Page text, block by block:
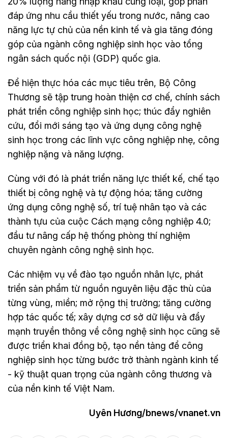
đáp ứng nhu cầu thiết yếu trong nước, nâng cao
năng lực tự chủ của nền kinh tế và gia tăng đóng
góp của ngành công nghiệp sinh học vào tổng
ngân sách quốc nội (GDP) quốc gia.
Để hiện thực hóa các mục tiêu trên, Bộ Công
Thương sẽ tập trung hoàn thiện cơ chế, chính sách
phát triển công nghiệp sinh học; thúc đẩy nghiên
cứu, đổi mới sáng tạo và ứng dụng công nghệ
sinh học trong các lĩnh vực công nghiệp nhẹ, công
nghiệp nặng và năng lượng.
Cùng với đó là phát triển năng lực thiết kế, chế tạo
thiết bị công nghệ và tự động hóa; tăng cường
ứng dụng công nghệ số, trí tuệ nhân tạo và các
thành tựu của cuộc Cách mạng công nghiệp 4.0;
đầu tư nâng cấp hệ thống phòng thí nghiệm
chuyên ngành công nghệ sinh học.
Các nhiệm vụ về đào tạo nguồn nhân lực, phát
triển sản phẩm từ nguồn nguyên liệu đặc thù của
từng vùng, miền; mở rộng thị trường; tăng cường
hợp tác quốc tế; xây dựng cơ sở dữ liệu và đẩy
mạnh truyền thông về công nghệ sinh học cũng sẽ
được triển khai đồng bộ, tạo nền tảng để công
nghiệp sinh học từng bước trở thành ngành kinh tế
- kỹ thuật quan trọng của ngành công thương và
của nền kinh tế Việt Nam.
Uyên Hương/bnews/vnanet.vn